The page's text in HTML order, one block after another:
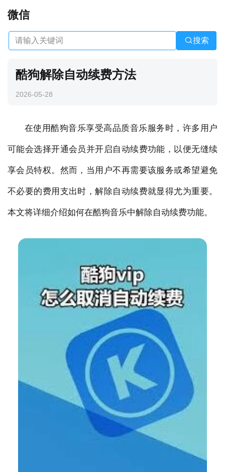
微信
搜索
酷狗解除自动续费方法
2026-05-28
在使用酷狗音乐享受高品质音乐服务时，许多用户
可能会选择开通会员并开启自动续费功能，以便无缝续
享会员特权。然而，当用户不再需要该服务或希望避免
不必要的费用支出时，解除自动续费就显得尤为重要。
本文将详细介绍如何在酷狗音乐中解除自动续费功能。